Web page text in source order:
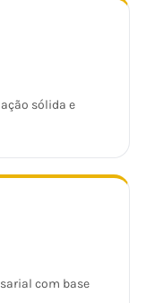
sólida e
com base